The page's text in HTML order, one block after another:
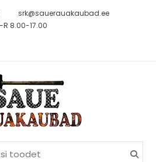
srk@sauerauakaubad.ee
R 8.00-17.00